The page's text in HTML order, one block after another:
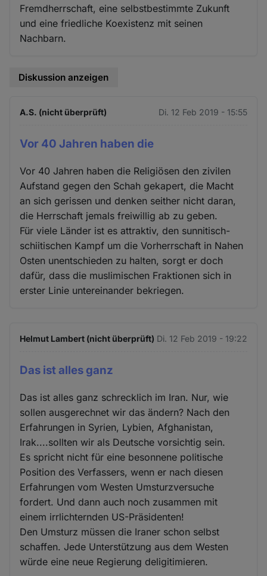
Fremdherrschaft, eine selbstbestimmte Zukunft
und eine friedliche Koexistenz mit seinen
Nachbarn.
Diskussion anzeigen
A.S. (nicht überprüft) Di. 12 Feb 2019 - 15:55
Vor 40 Jahren haben die
Vor 40 Jahren haben die Religiösen den zivilen
Aufstand gegen den Schah gekapert, die Macht
an sich gerissen und denken seither nicht daran,
die Herrschaft jemals freiwillig ab zu geben.
Für viele Länder ist es attraktiv, den sunnitisch-
schiitischen Kampf um die Vorherrschaft in Nahen
Osten unentschieden zu halten, sorgt er doch
dafür, dass die muslimischen Fraktionen sich in
erster Linie untereinander bekriegen.
Helmut Lambert (nicht überprüft) Di. 12 Feb 2019 - 19:22
Das ist alles ganz
Das ist alles ganz schrecklich im Iran. Nur, wie
sollen ausgerechnet wir das ändern? Nach den
Erfahrungen in Syrien, Lybien, Afghanistan,
Irak....sollten wir als Deutsche vorsichtig sein.
Es spricht nicht für eine besonnene politische
Position des Verfassers, wenn er nach diesen
Erfahrungen vom Westen Umsturzversuche
fordert. Und dann auch noch zusammen mit
einem irrlichternden US-Präsidenten!
Den Umsturz müssen die Iraner schon selbst
schaffen. Jede Unterstützung aus dem Westen
würde eine neue Regierung deligitimieren.